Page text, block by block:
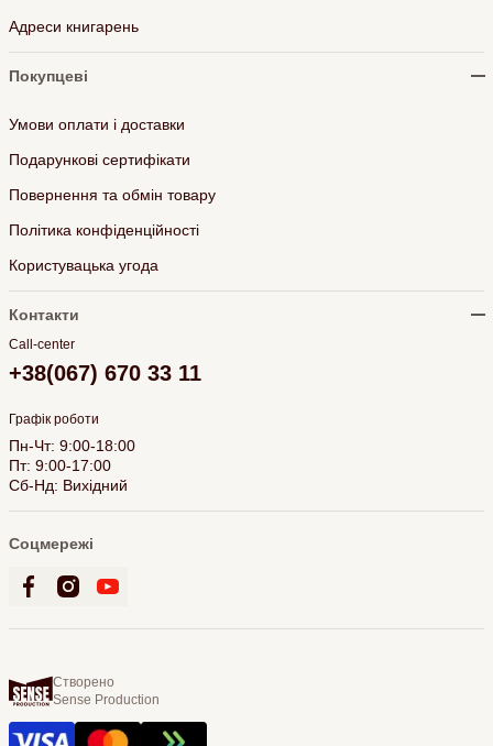
Адреси книгарень
Покупцеві
Умови оплати і доставки
Подарункові сертифікати
Повернення та обмін товару
Політика конфіденційності
Користувацька угода
Контакти
Call-center
+38(067) 670 33 11
Графік роботи
Пн-Чт: 9:00-18:00
Пт: 9:00-17:00
Сб-Нд: Вихідний
Соцмережі
Створено
Sense Production